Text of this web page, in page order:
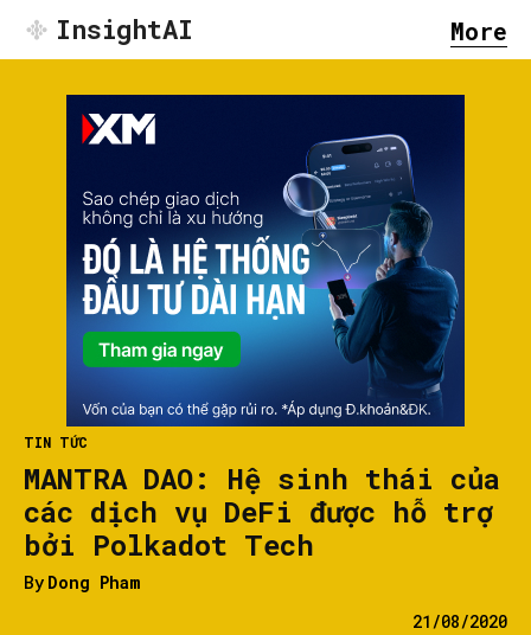
InsightAI More
TIN TỨC
MANTRA DAO: Hệ sinh thái của
các dịch vụ DeFi được hỗ trợ
bởi Polkadot Tech
By Dong Pham
21/08/2020